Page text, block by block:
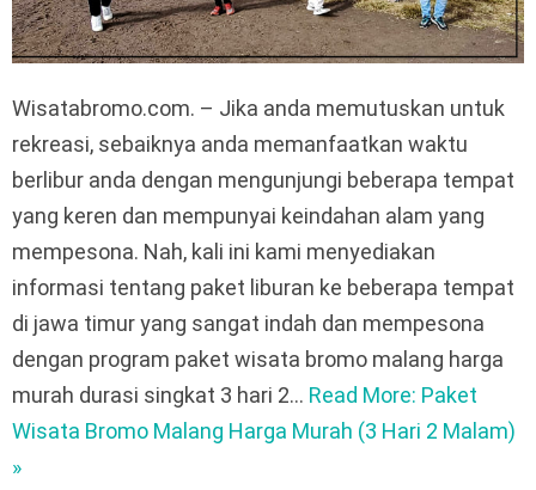
Wisatabromo.com. – Jika anda memutuskan untuk
rekreasi, sebaiknya anda memanfaatkan waktu
berlibur anda dengan mengunjungi beberapa tempat
yang keren dan mempunyai keindahan alam yang
mempesona. Nah, kali ini kami menyediakan
informasi tentang paket liburan ke beberapa tempat
di jawa timur yang sangat indah dan mempesona
dengan program paket wisata bromo malang harga
murah durasi singkat 3 hari 2… Read More: Paket
Wisata Bromo Malang Harga Murah (3 Hari 2 Malam)
»